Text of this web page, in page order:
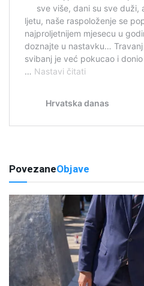
PovezaneObjave